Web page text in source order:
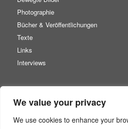
We value your privacy
We use cookies to enhance your
Photographie
Bücher & Veröffentlichungen
Texte
Links
Interviews
Startseite
Datenschutz